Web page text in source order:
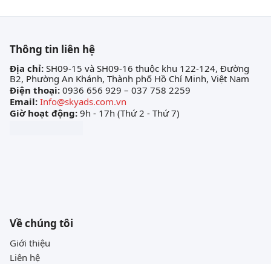
Thông tin liên hệ
Địa chỉ: SH09-15 và SH09-16 thuộc khu 122-124, Đường
B2, Phường An Khánh, Thành phố Hồ Chí Minh, Việt Nam
Điện thoại: 0936 656 929 – 037 758 2259
Email: Info@skyads.com.vn
Giờ hoạt động: 9h - 17h (Thứ 2 - Thứ 7)
Về chúng tôi
Giới thiệu
Liên hệ